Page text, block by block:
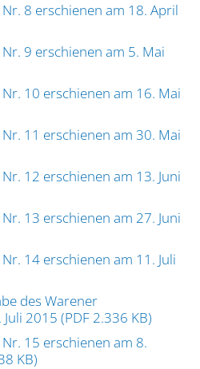
8 erschienen am 18. April
9 erschienen am 5. Mai
10 erschienen am 16. Mai
11 erschienen am 30. Mai
12 erschienen am 13. Juni
13 erschienen am 27. Juni
14 erschienen am 11. Juli
des Warener
2015 (PDF 2.336 KB)
15 erschienen am 8.
KB)